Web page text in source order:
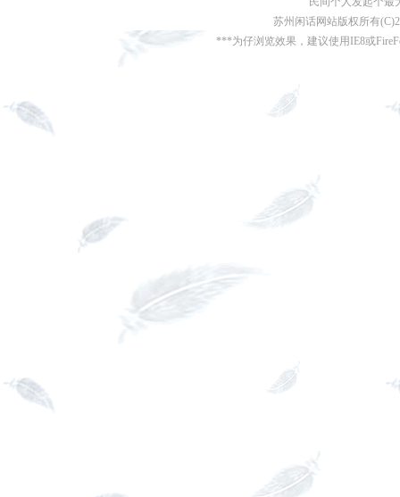
苏州闲话网站版权所有
***为仔浏览效果，建议使用IE8或